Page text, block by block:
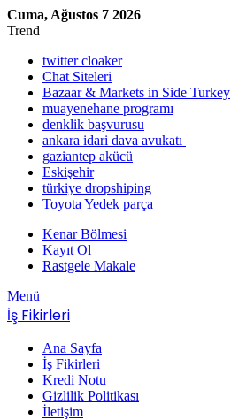
Cuma, Ağustos 7 2026
Trend
twitter cloaker
Chat Siteleri
Bazaar & Markets in Side Turkey
muayenehane programı
denklik başvurusu
ankara idari dava avukatı
gaziantep akücü
Eskişehir
türkiye dropshiping
Toyota Yedek parça
Kenar Bölmesi
Kayıt Ol
Rastgele Makale
Menü
İş Fikirleri
Ana Sayfa
İş Fikirleri
Kredi Notu
Gizlilik Politikası
İletişim